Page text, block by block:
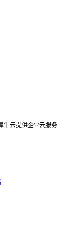
牛云提供企业云服务